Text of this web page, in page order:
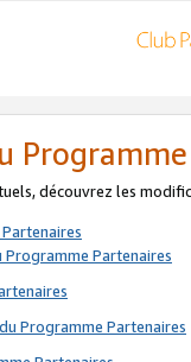
découvrez les
Partenaires
Programme Partenaires